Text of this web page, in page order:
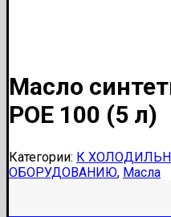
Масло
POE 100 (5 л)
Категории: К
ОБОРУДОВАНИЮ, Масла